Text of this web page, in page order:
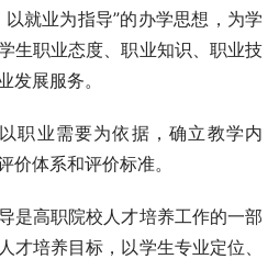
就业为指导”的办学思想，为学
生职业态度、职业知识、职业技
发展服务。
职业需要为依据，确立教学内
价体系和评价标准。
是高职院校人才培养工作的一部
才培养目标，以学生专业定位、